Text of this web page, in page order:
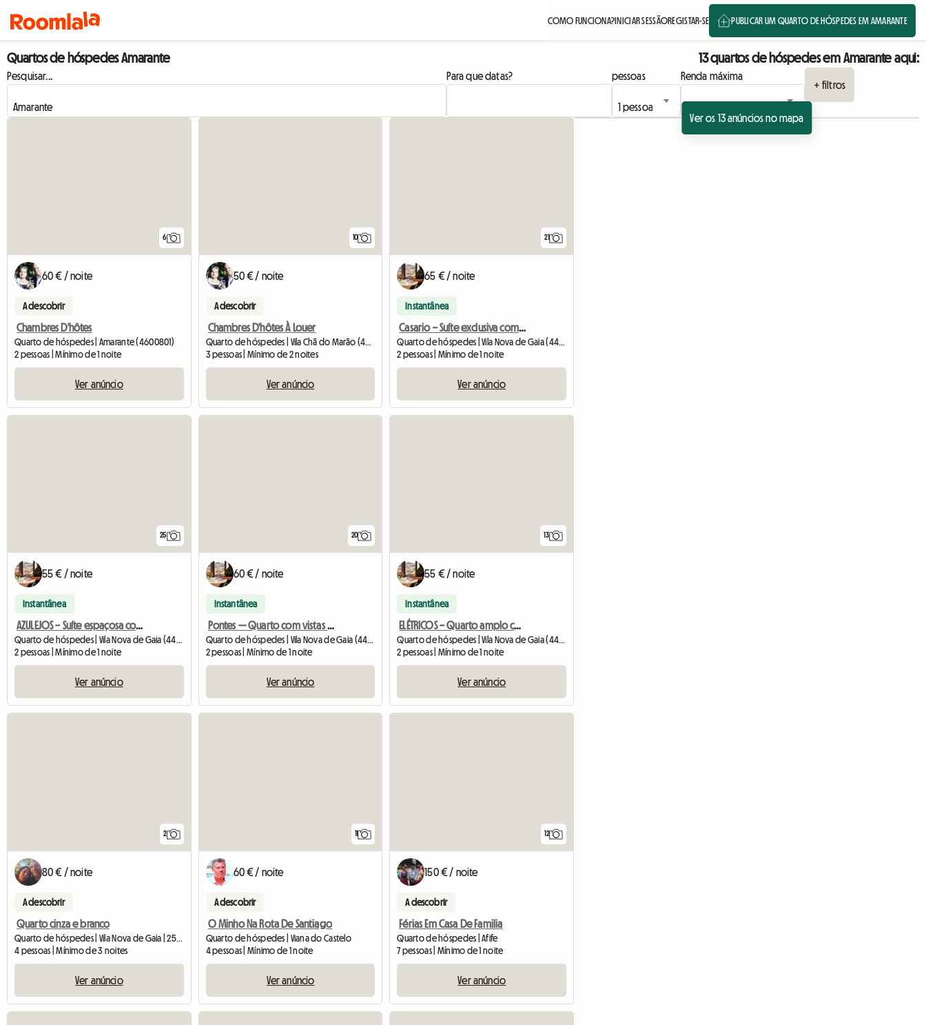
COMO FUNCIONA?INICIAR SESSÃOREGISTAR-SE PUBLICAR UM QUARTO DE HÓSPEDES EM AMARANTE
Quartos de hóspedes Amarante 13 quartos de hóspedes em Amarante aqui:
Pesquisar... Para que datas? pessoas
Renda máxima
+ filtros
Ver os 13 anúncios no mapa
6
60 € / noite
A descobrir
Chambres D'hôtes
Quarto de hóspedes | Amarante (4600801)
2 pessoas | Mínimo de 1 noite
Ver anúncio
10
50 € / noite
A descobrir
Chambres D'hôtes À Louer
Quarto de hóspedes | Vila Chã do Marão (4600-801)
3 pessoas | Mínimo de 2 noites
Ver anúncio
21
65 € / noite
Instantânea
Casario – Suíte exclusiva com vistas panorâmicas do Douro
Quarto de hóspedes | Vila Nova de Gaia (4430-999) | 18 M2
2 pessoas | Mínimo de 1 noite
Ver anúncio
25
55 € / noite
Instantânea
AZULEJOS – Suíte espaçosa com vista para a animada avenida.
Quarto de hóspedes | Vila Nova de Gaia (4430-999) | 15 M2
2 pessoas | Mínimo de 1 noite
Ver anúncio
20
60 € / noite
Instantânea
Pontes — Quarto com vistas deslumbrantes para o Rio Douro
Quarto de hóspedes | Vila Nova de Gaia (4430-999) | 12 M2
2 pessoas | Mínimo de 1 noite
Ver anúncio
13
55 € / noite
Instantânea
ELÉTRICOS – Quarto amplo com vista para a avenida e casa de
Quarto de hóspedes | Vila Nova de Gaia (4430-999) | 14 M2
2 pessoas | Mínimo de 1 noite
Ver anúncio
2
80 € / noite
A descobrir
Quarto cinza e branco
4 pessoas | Mínimo de 3 noites
Ver anúncio
11
60 € / noite
A descobrir
O Minho Na Rota De Santiago
Quarto de hóspedes | Viana do Castelo
4 pessoas | Mínimo de 1 noite
Ver anúncio
12
150 € / noite
A descobrir
Férias Em Casa De Familia
Quarto de hóspedes | Afife
7 pessoas | Mínimo de 1 noite
Ver anúncio